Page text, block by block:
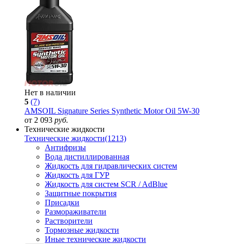
Нет в наличии
5 (7)
AMSOIL Signature Series Synthetic Motor Oil 5W-30
от 2 093 руб.
Технические жидкости
Технические жидкости(1213)
Антифризы
Вода дистиллированная
Жидкость для гидравлических систем
Жидкость для ГУР
Жидкость для систем SCR / AdBlue
Защитные покрытия
Присадки
Размораживатели
Растворители
Тормозные жидкости
Иные технические жидкости